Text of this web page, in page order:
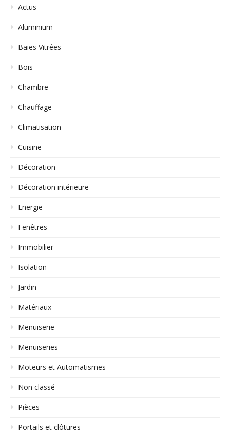
Actus
Aluminium
Baies Vitrées
Bois
Chambre
Chauffage
Climatisation
Cuisine
Décoration
Décoration intérieure
Energie
Fenêtres
Immobilier
Isolation
Jardin
Matériaux
Menuiserie
Menuiseries
Moteurs et Automatismes
Non classé
Pièces
Portails et clôtures